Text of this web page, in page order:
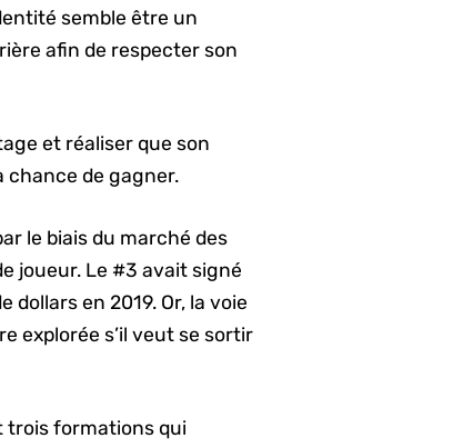
semble être un
afin de respecter son
et réaliser que son
chance de gagner.
le biais du marché des
joueur. Le #3 avait signé
en 2019. Or, la voie
explorée s’il veut se sortir
trois formations qui